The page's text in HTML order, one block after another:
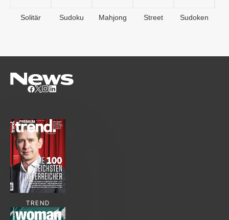
Solitär Sudoku Mahjong Street Sudoken
TREND